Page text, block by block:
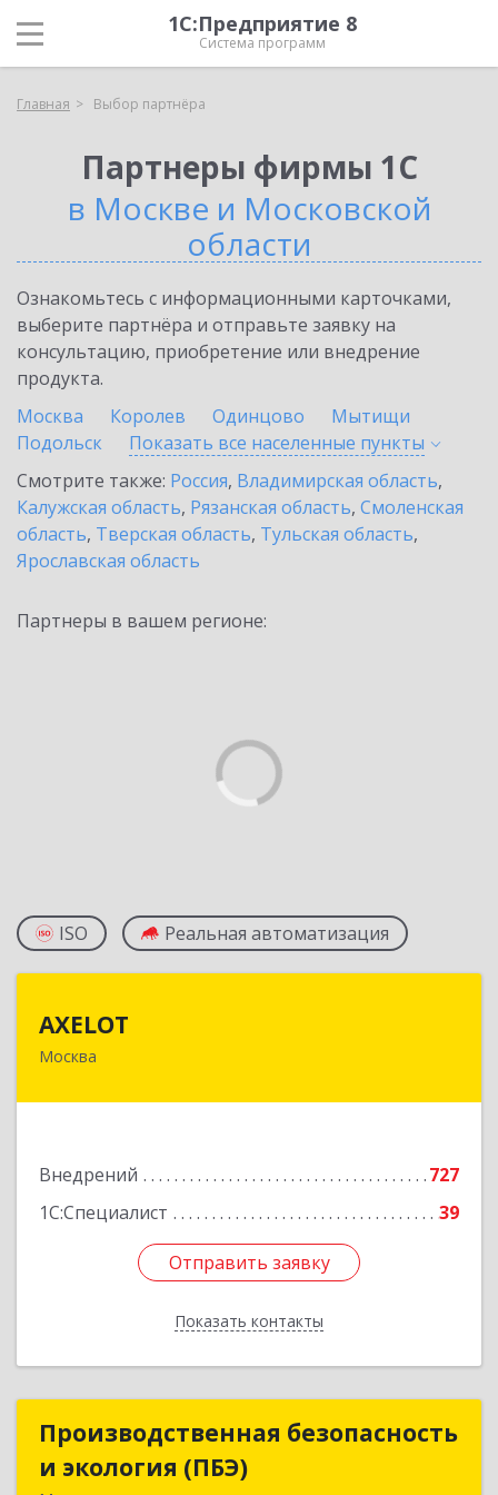
1С:Предприятие 8
Система программ
Главная Выбор партнёра
Партнеры фирмы 1С
в Москве и Московской
области
Ознакомьтесь с информационными карточками,
выберите партнёра и отправьте заявку на
консультацию, приобретение или внедрение
продукта.
Москва
Королев Одинцово
Мытищи
Подольск
Показать все населенные пункты
Смотрите также: Россия, Владимирская область,
Калужская область, Рязанская область, Смоленская
область, Тверская область, Тульская область,
Ярославская область
Партнеры в вашем регионе:
ISO Реальная автоматизация
AXELOT
Москва
Внедрений
727
1С:Специалист
39
Отправить заявку
Показать контакты
Отправить заявку
Назад
Производственная безопасность
и экология (ПБЭ)
Производственная безопасность